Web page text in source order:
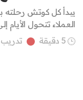
يبدأ كل كوتش
العملاء تتحول
5 دقيقة